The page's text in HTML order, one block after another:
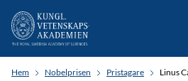
Hem Nobelprisen Pristagare Linus